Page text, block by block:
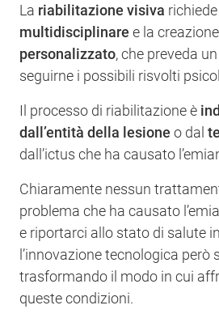
La riabilitazione visiva
multidisciplinare e la
personalizzato, che preveda
seguirne i possibili risvolti
Il processo di riabilitazione è
dall’entità della lesione o dal
dall’ictus che ha causato
Chiaramente nessun
problema che ha causato
e riportarci allo stato di salute
l’innovazione tecnologica però
trasformando il modo in cui
queste condizioni.